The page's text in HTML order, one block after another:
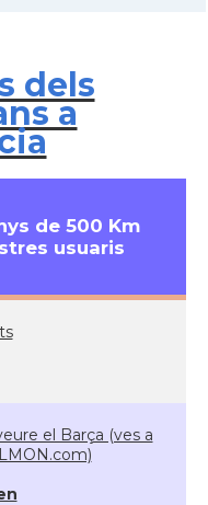
dels
a
de 500 Km
usuaris
el Barça (ves a